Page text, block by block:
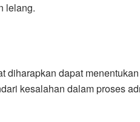
lelang.
diharapkan dapat
kesalahan dalam proses